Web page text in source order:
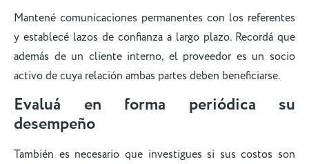
Mantené comunicaciones permanentes con los referentes
y establecé lazos de confianza a largo plazo. Recordá que
además de un cliente interno, el proveedor es un socio
activo de cuya relación ambas partes deben beneficiarse.
Evaluá en forma periódica su
desempeño
También es necesario que investigues si sus costos son